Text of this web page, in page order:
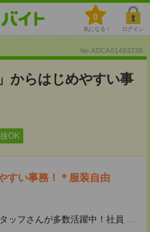
0
気になる！ ログイン
No.ADCA01483236
からはじめやすい事
OK
すい事務！＊服装自由
ッフさんが多数活躍中！社員 ...